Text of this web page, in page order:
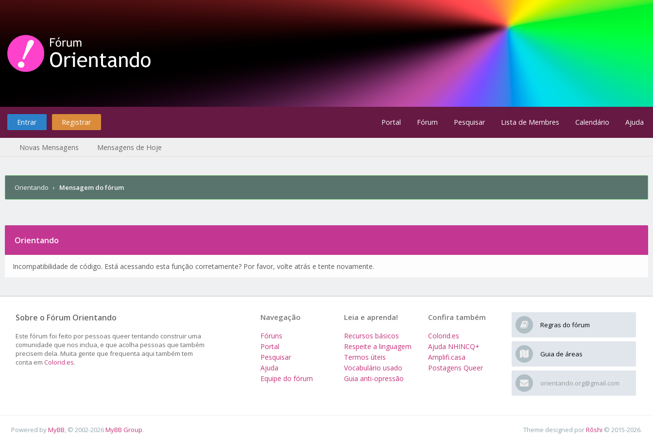
Entrar Registrar Portal Fórum Pesquisar Lista de Membres Calendário Ajuda
Novas Mensagens Mensagens de Hoje
Orientando › Mensagem do fórum
Orientando
Incompatibilidade de código. Está acessando esta função corretamente? Por favor, volte atrás e tente novamente.
Sobre o Fórum Orientando
Este fórum foi feito por pessoas queer tentando construir uma
comunidade que nos inclua, e que acolha pessoas que também
precisem dela. Muita gente que frequenta aqui também tem
conta em Colorid.es.
Regras do fórum
Guia de áreas
orientando.org@gmail.com
Confira também
Colorid.es
Ajuda NHINCQ+
Amplifi.casa
Postagens Queer
Leia e aprenda!
Recursos básicos
Respeite a linguagem
Termos úteis
Vocabulário usado
Guia anti-opressão
Navegação
Fóruns
Portal
Pesquisar
Ajuda
Equipe do fórum
Powered byMyBB , © 2002-2026MyBB Group. Theme designed porRōshi © 2015-2026.